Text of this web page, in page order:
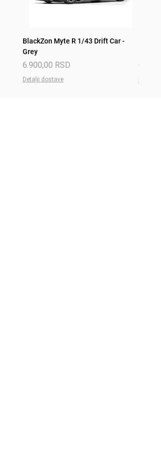
BlackZon Myte R 1/43 Drift Car -
Grey
Price
6.900,00 RSD
Detalji dostave
Price